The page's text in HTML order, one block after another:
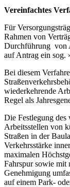
Vereinfachtes
Für
Rahmen von
Durchführung von
auf Antrag ein sog.
Bei diesem
wiederkehrende
Regel als
Die Festlegung
Arbeitsstellen von
Straßen in der
Verkehrsstärke
maximalen
Fahrspur sowie mit
Genehmigung
auf einem Park-